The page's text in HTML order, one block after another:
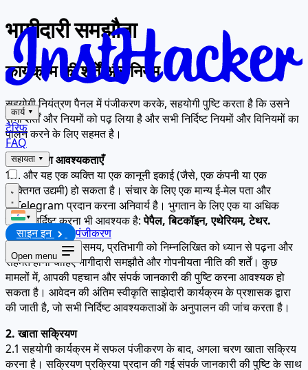
कार्य ▾
टैरिफ
FAQ
सहायता ▾
▾
साइन इन पंजीकरण
Open menu
भागीदारी समझौता
कार्यक्रम की शर्तें और नियम
सहयोगी नियंत्रण पैनल में पंजीकरण करके, सहयोगी पुष्टि करता है कि उसने
सभी शर्तों और नियमों को पढ़ लिया है और सभी निर्दिष्ट नियमों और विनियमों का
पालन करने के लिए सहमत है।
1. पंजीकरण आवश्यकताएँ
1.1. और यह एक व्यक्ति या एक कानूनी इकाई (जैसे, एक कंपनी या एक
व्यक्तिगत उद्यमी) हो सकता है। संचार के लिए एक मान्य ई-मेल पता और
@Telegram प्रदान करना अनिवार्य है। भुगतान के लिए एक या अधिक
वॉलेट निर्दिष्ट करना भी आवश्यक है:पेपैल, बिटकॉइन, एथेरियम, टेथर.
1.2 पंजीकरण करते समय, प्रतिभागी को निम्नलिखित को ध्यान से पढ़ना और
सहमत होना चाहिएभागीदारी समझौते और गोपनीयता नीति की शर्तें। कुछ
मामलों में, आपकी पहचान और संपर्क जानकारी की पुष्टि करना आवश्यक हो
सकता है। आवेदन की अंतिम स्वीकृति साझेदारी कार्यक्रम के प्रशासक द्वारा
की जाती है, जो सभी निर्दिष्ट आवश्यकताओं के अनुपालन की जांच करता है।
2. खाता सक्रियण
2.1 सहयोगी कार्यक्रम में सफल पंजीकरण के बाद, अगला चरण खाता सक्रिय
करना है। सक्रियण प्रक्रिया प्रदान की गई संपर्क जानकारी की पुष्टि के साथ